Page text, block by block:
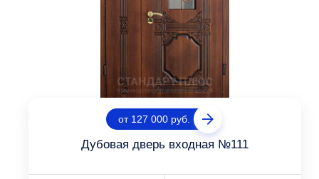
от 127 000 руб.
Дубовая дверь входная №111